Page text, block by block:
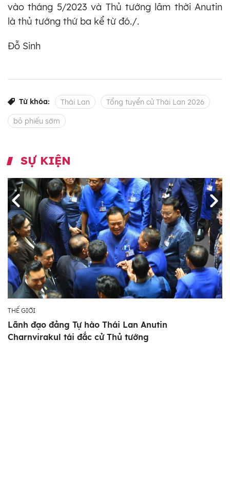
vào tháng 5/2023 và Thủ tướng lâm thời Anutin
là thủ tướng thứ ba kể từ đó./.
Đỗ Sinh
Từ khóa: Thái Lan Tổng tuyển cử Thái Lan 2026
bỏ phiếu sớm
SỰ KIỆN
THẾ GIỚI
Lãnh đạo đảng Tự hào Thái Lan Anutin
Charnvirakul tái đắc cử Thủ tướng